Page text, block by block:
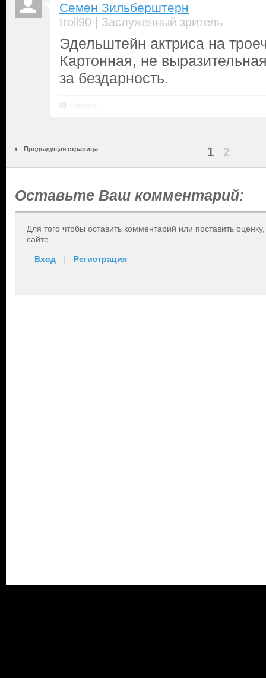
Семен Зильберштерн
troll90 | Заслуженный зритель
Эдельштейн актриса на
Картонная, не
за бездарность.
Предыдущая страница 1 2
Оставьте Ваш комментарий:
Для того чтобы оставить комментарий или поставить
сайте.
Вход | Регистрация